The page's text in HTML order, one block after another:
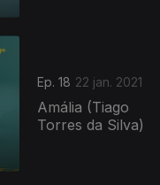
Ep. 18 22 jan. 2021
Amália (Tiago
Torres da Silva)